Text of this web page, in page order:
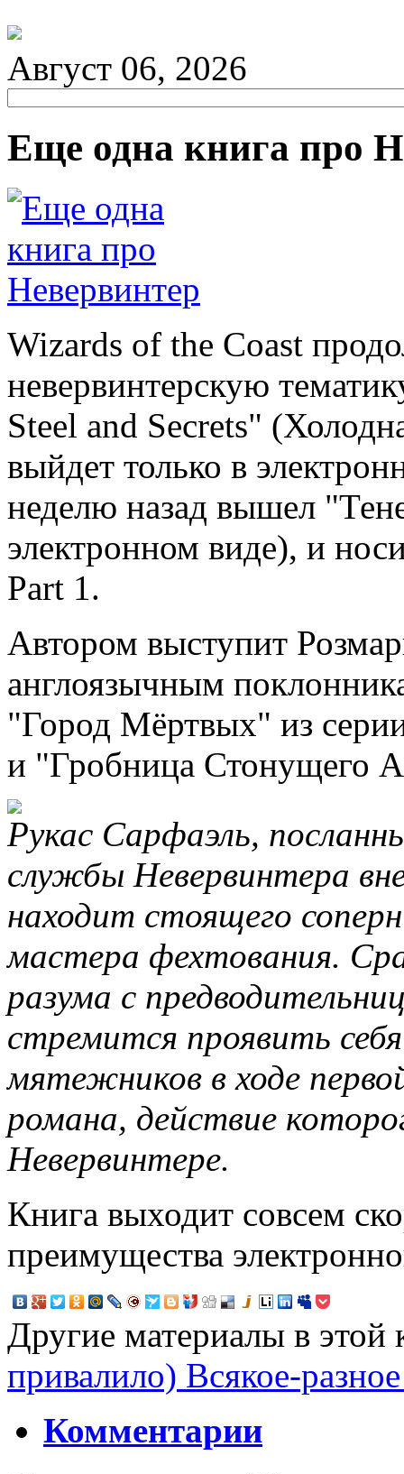
Август 06, 2026
Еще одна книга про
Wizards of the Coast
невервинтерскую
Steel and Secrets"
выйдет только в
неделю назад вышел
электронном виде), и
Part 1.
Автором выступит
англоязычным
"Город Мёртвых" из
и "Гробница Стонущего
Рукас Сарфаэль,
службы Невервинтера
находит стоящего
мастера фехтования.
разума с
стремится проявить
мятежников в ходе
романа, действие
Невервинтере.
Книга выходит совсем
преимущества
Другие материалы в этой
привалило) Всякое-
Комментарии